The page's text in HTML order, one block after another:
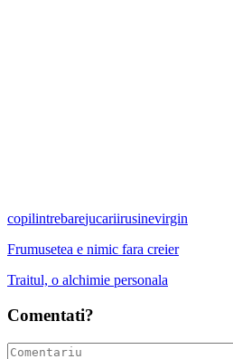
copilintrebarejucariirusinevirgin
Frumusetea e nimic fara creier
Traitul, o alchimie personala
Comentati?